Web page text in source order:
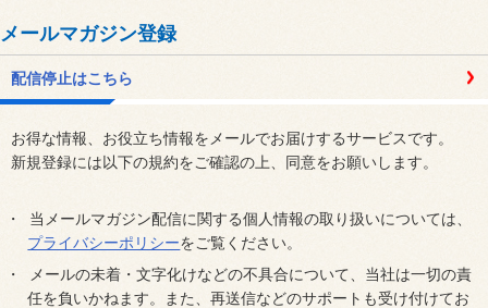
メールマガジン登録
配信停止はこちら
お得な情報、お役立ち情報をメールでお届けするサービスです。
新規登録には以下の規約をご確認の上、同意をお願いします。
当メールマガジン配信に関する個人情報の取り扱いについては、
プライバシーポリシーをご覧ください。
メールの未着・文字化けなどの不具合について、当社は一切の責
任を負いかねます。また、再送信などのサポートも受け付けてお